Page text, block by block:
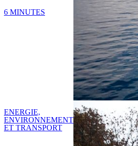
6 MINUTES
ENERGIE,
ENVIRONNEMENT
ET TRANSPORT